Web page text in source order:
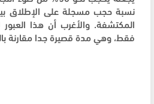
نسبة حجب مسجلة على الإطلاق
فقط، وهي مدة قصيرة جدا مقارنة